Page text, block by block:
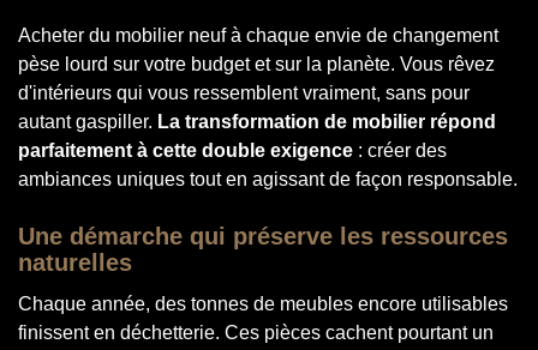
Acheter du mobilier neuf à chaque envie de changement
pèse lourd sur votre budget et sur la planète. Vous rêvez
d'intérieurs qui vous ressemblent vraiment, sans pour
autant gaspiller. La transformation de mobilier répond
parfaitement à cette double exigence : créer des
ambiances uniques tout en agissant de façon responsable.
Une démarche qui préserve les ressources
naturelles
Chaque année, des tonnes de meubles encore utilisables
finissent en déchetterie. Ces pièces cachent pourtant un